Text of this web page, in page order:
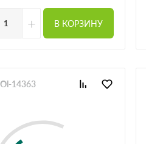
+ В КОРЗИНУ
14363